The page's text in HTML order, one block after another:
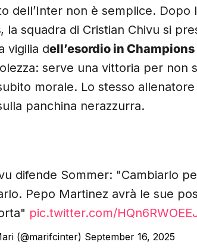
dell’Inter non è semplice.
, la squadra di Cristian Chivu si
vigilia dell’esordio in
serve una vittoria per non
morale. Lo stesso
panchina nerazzurra.
difende Sommer: "Cambiarlo
Pepo Martinez avrà le sue
pic.twitter.com/
(@marifcinter) September 16, 2025